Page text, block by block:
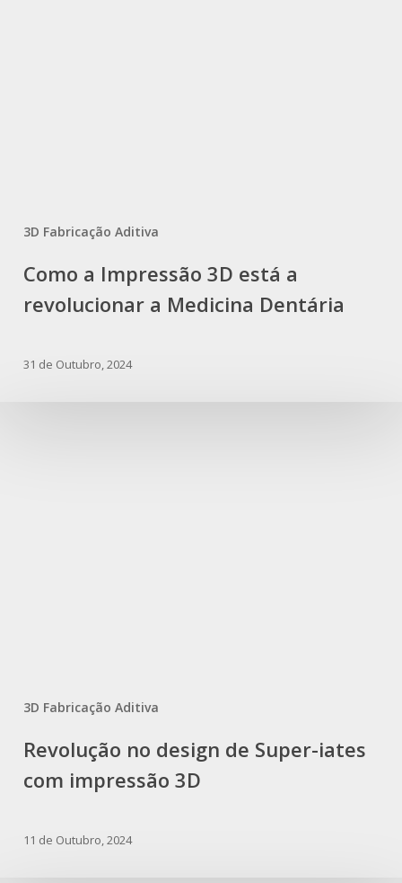
3D Fabricação Aditiva
Como a Impressão 3D está a
revolucionar a Medicina Dentária
31 de Outubro, 2024
3D Fabricação Aditiva
Revolução no design de Super-iates
com impressão 3D
11 de Outubro, 2024